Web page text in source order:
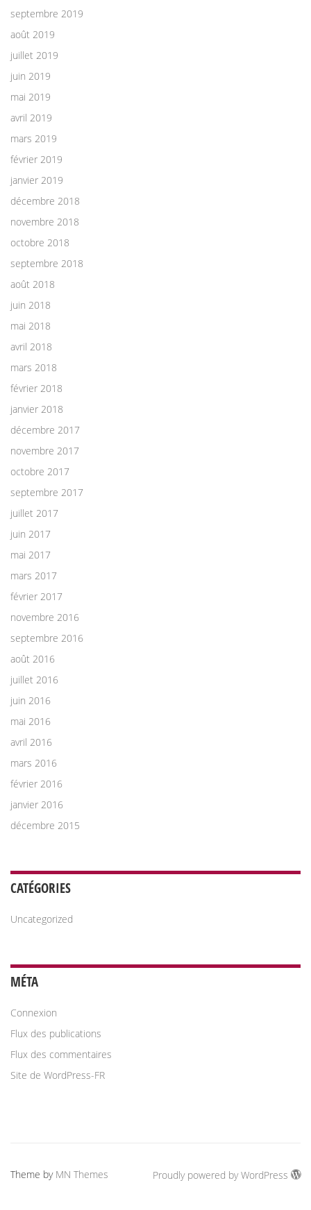
septembre 2019
août 2019
juillet 2019
juin 2019
mai 2019
avril 2019
mars 2019
février 2019
janvier 2019
décembre 2018
novembre 2018
octobre 2018
septembre 2018
août 2018
juin 2018
mai 2018
avril 2018
mars 2018
février 2018
janvier 2018
décembre 2017
novembre 2017
octobre 2017
septembre 2017
juillet 2017
juin 2017
mai 2017
mars 2017
février 2017
novembre 2016
septembre 2016
août 2016
juillet 2016
juin 2016
mai 2016
avril 2016
mars 2016
février 2016
janvier 2016
décembre 2015
CATÉGORIES
Uncategorized
MÉTA
Connexion
Flux des publications
Flux des commentaires
Site de WordPress-FR
Theme by MN Themes Proudly powered by WordPress